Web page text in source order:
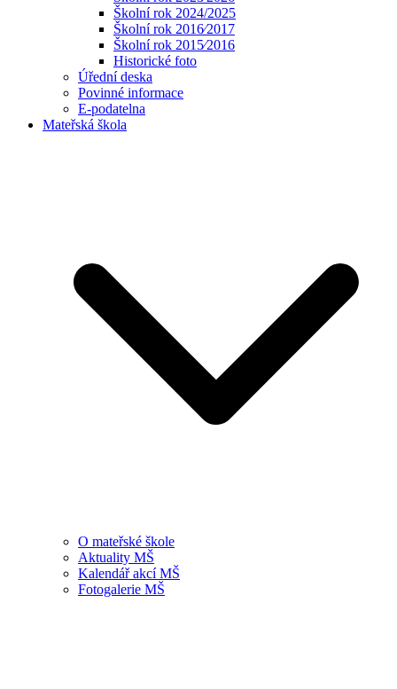
Školní rok 2024/2025
Školní rok 2016⁄2017
Školní rok 2015⁄2016
Historické foto
Úřední deska
Povinné informace
E-podatelna
Mateřská škola
O mateřské škole
Aktuality MŠ
Kalendář akcí MŠ
Fotogalerie MŠ